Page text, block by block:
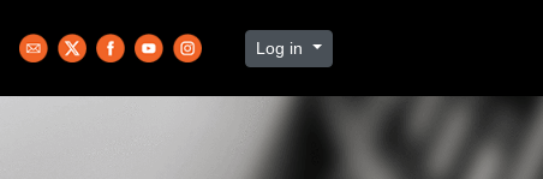
Log in